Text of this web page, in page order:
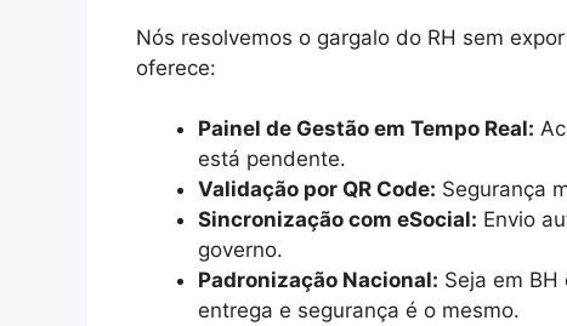
Nós resolvemos o gargalo do RH sem
oferece:
Painel de Gestão em Tempo Real:
está pendente.
Validação por QR Code: Segurança
Sincronização com eSocial: Envio
governo.
Padronização Nacional: Seja em
entrega e segurança é o mesmo.